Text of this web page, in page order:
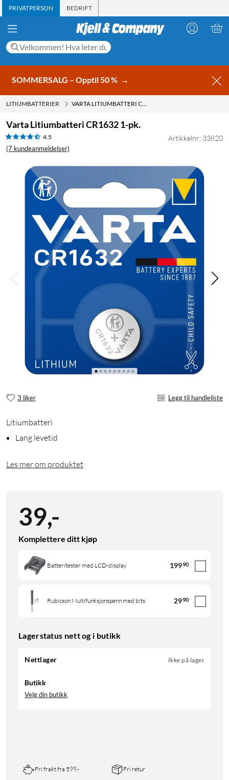
PRIVATPERSON BEDRIFT
SOMMERSALG – Opptil 50 % →
LITIUMBATTERIER VARTA LITIUMBATTERI CR1632 1-PK.
Varta Litiumbatteri CR1632 1-pk.
4.5
(7 kundeanmeldelser)
Artikkelnr: 33820
3 liker Legg til handleliste
Litiumbatteri
Lang levetid
Les mer om produktet
39,-
Komplettere ditt kjøp
Batteritester med LCD-display 19990
Rubicson Multifunksjonspenn med bits 2990
Lagerstatus nett og i butikk
Nettlager Ikke på lager
Butikk
Velg din butikk
Fri frakt fra 599,- Fri retur